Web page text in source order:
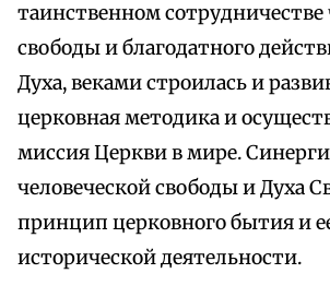
таинственном сотрудничестве
свободы и благодатного
Духа, веками строилась и
церковная методика и
миссия Церкви в мире.
человеческой свободы и Духа
принцип церковного бытия и
исторической деятельности.